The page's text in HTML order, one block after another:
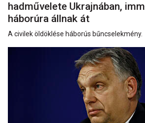
hadművelete Ukrajnában,
háborúra állnak át
A civilek öldöklése háborús bűncselekmény.